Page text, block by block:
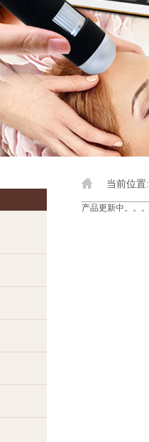
当前位置:
产品更新中。。。